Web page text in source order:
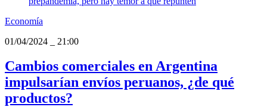
Economía
01/04/2024
21:00
Cambios comerciales en Argentina
impulsarían envíos peruanos, ¿de qué
productos?